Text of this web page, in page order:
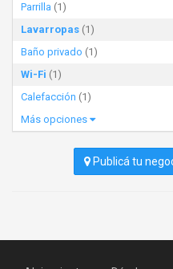
Parrilla (1)
Lavarropas (1)
Baño privado (1)
Wi-Fi (1)
Calefacción (1)
Más opciones
Publicá tu